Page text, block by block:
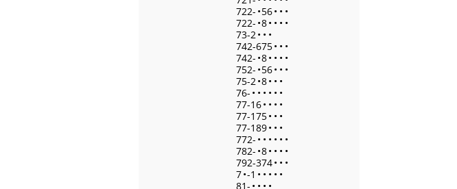
722- •56• • •
722- •8• • • •
73-2• • •
742-675• • •
742- •8• • • •
752- •56• • •
75-2•8• • •
76- • • • • • •
77-16• • • •
77-175• • •
77-189• • •
772- • • • • • •
782- •8• • • •
792-374• • •
7•-1 • • • • •
81- • • • •